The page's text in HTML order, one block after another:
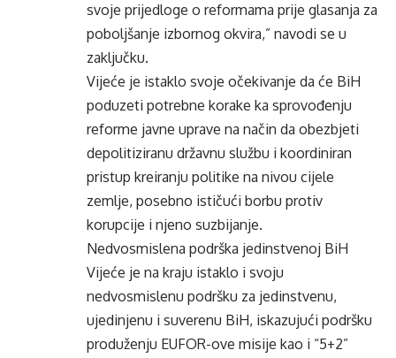
svoje prijedloge o reformama prije glasanja za
poboljšanje izbornog okvira,” navodi se u
zaključku.
Vijeće je istaklo svoje očekivanje da će BiH
poduzeti potrebne korake ka sprovođenju
reforme javne uprave na način da obezbjeti
depolitiziranu državnu službu i koordiniran
pristup kreiranju politike na nivou cijele
zemlje, posebno ističući borbu protiv
korupcije i njeno suzbijanje.
Nedvosmislena podrška jedinstvenoj BiH
Vijeće je na kraju istaklo i svoju
nedvosmislenu podršku za jedinstvenu,
ujedinjenu i suverenu BiH, iskazujući podršku
produženju EUFOR-ove misije kao i “5+2”